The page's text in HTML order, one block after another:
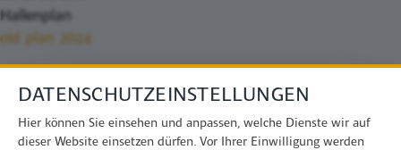
Hallenplan
old plan 2024
DATENSCHUTZEINSTELLUNGEN
Hier können Sie einsehen und anpassen, welche Dienste wir auf
dieser Website einsetzen dürfen. Vor Ihrer Einwilligung werden